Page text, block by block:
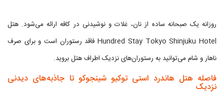
روزانه یک صبحانه ساده از نان، غلات و نوشیدنی در کافه ارائه می‌شود. هتل
Hundred Stay Tokyo Shinjuku Hotel فاقد رستوران است و برای صرف
ناهار و شام می‌توانید به رستوران‌های نزدیک اطراف هتل بروید.
فاصله هتل هاندرد استی توکیو شینجوکو تا جاذبه‌های دیدنی
نزدیک